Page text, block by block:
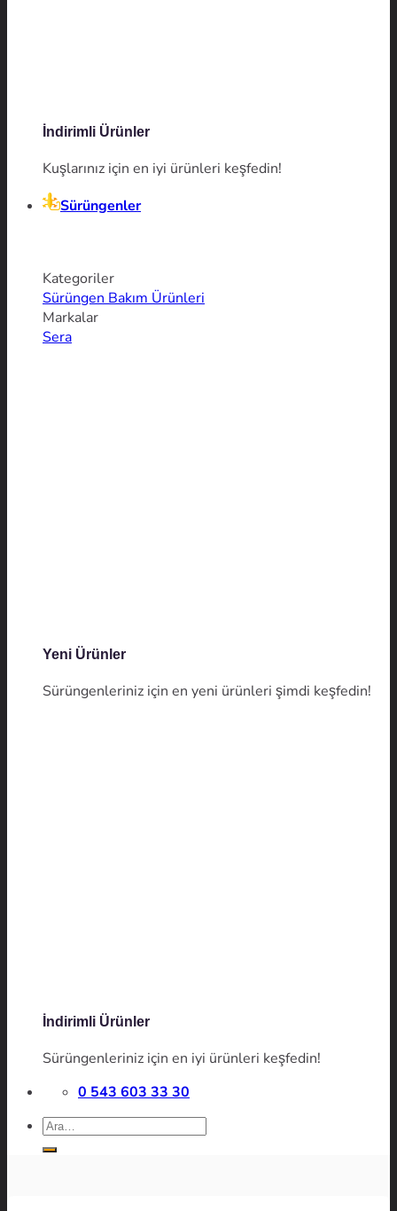
İndirimli Ürünler
Kuşlarınız için en iyi ürünleri keşfedin!
Sürüngenler
Kategoriler
Sürüngen Bakım Ürünleri
Markalar
Sera
Yeni Ürünler
Sürüngenleriniz için en yeni ürünleri şimdi keşfedin!
İndirimli Ürünler
Sürüngenleriniz için en iyi ürünleri keşfedin!
0 543 603 33 30
Ara: